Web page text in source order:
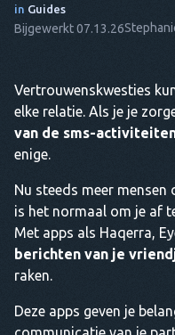
in Guides
Bijgewerkt 07.13.26
Vertrouwenskwesties
elke relatie. Als je je
van de sms-
enige.
Nu steeds meer
is het normaal om je af
Met apps als Haqerra,
berichten van je
raken.
Deze apps geven je